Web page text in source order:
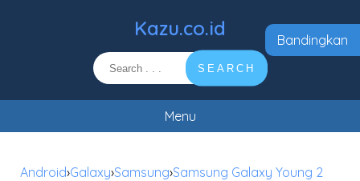
Kazu.co.id
SEARCH
Menu
Android›Galaxy›Samsung›Samsung Galaxy Young 2
Bandingkan